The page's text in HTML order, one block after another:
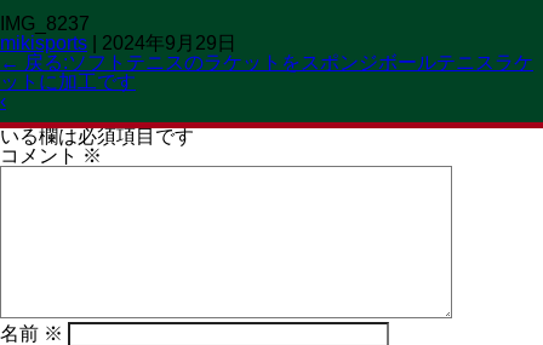
MENU
CLOSED 火曜日
IMG_8237
mikisports
2024年9月29日
← 戻る:ソフトテニスのラケットをスポンジボールテニスラケ
ットに加工です
‹
コメントを残す
メールアドレスが公開されることはありません。
いる欄は必須項目です
コメント ※
名前 ※